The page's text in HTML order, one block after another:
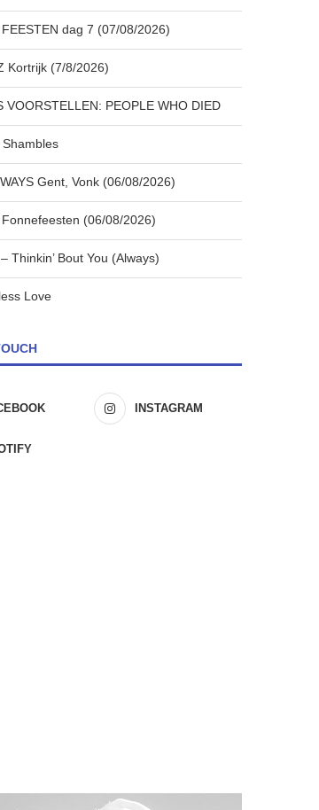
FEESTEN dag 7 (07/08/2026)
Kortrijk (7/8/2026)
VOORSTELLEN: PEOPLE WHO DIED
Gent, Vonk (06/08/2026)
(06/08/2026)
Thinkin’ Bout You (Always)
Love
INSTAGRAM